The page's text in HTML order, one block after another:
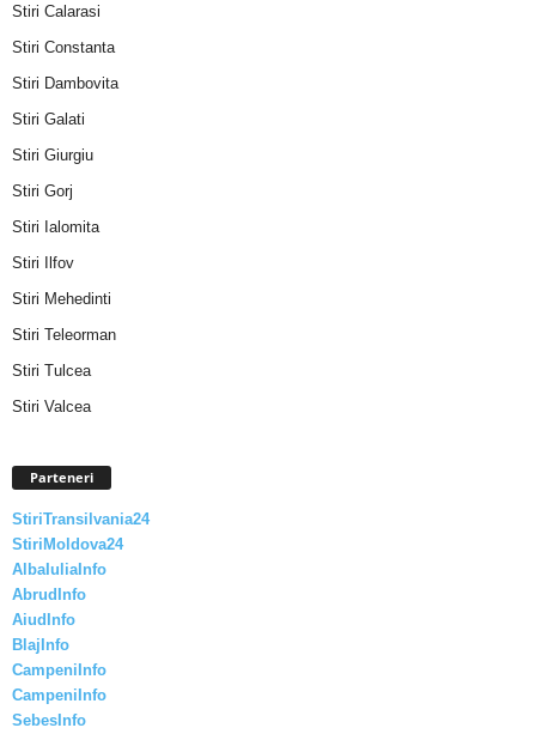
Stiri Calarasi
Stiri Constanta
Stiri Dambovita
Stiri Galati
Stiri Giurgiu
Stiri Gorj
Stiri Ialomita
Stiri Ilfov
Stiri Mehedinti
Stiri Teleorman
Stiri Tulcea
Stiri Valcea
Parteneri
StiriTransilvania24
StiriMoldova24
AlbaIuliaInfo
AbrudInfo
AiudInfo
BlajInfo
CampeniInfo
CampeniInfo
SebesInfo